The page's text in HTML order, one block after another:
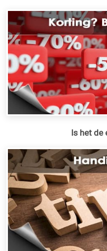
Is het de